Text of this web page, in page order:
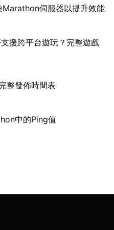
Marathon伺服器以提升效能
援跨平台遊玩？完整遊戲
整發佈時間表
中的Ping值